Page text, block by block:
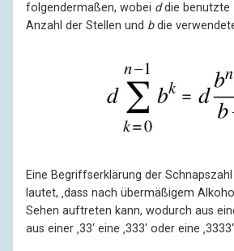
folgendermaßen, wobei ddie benutzte
Anzahl der Stellen und bdie
Eine Begriffserklärung der
lautet, ‚dass nach übermäßigem
Sehen auftreten kann, wodurch aus
aus einer ‚33‘ eine ‚333‘ oder eine